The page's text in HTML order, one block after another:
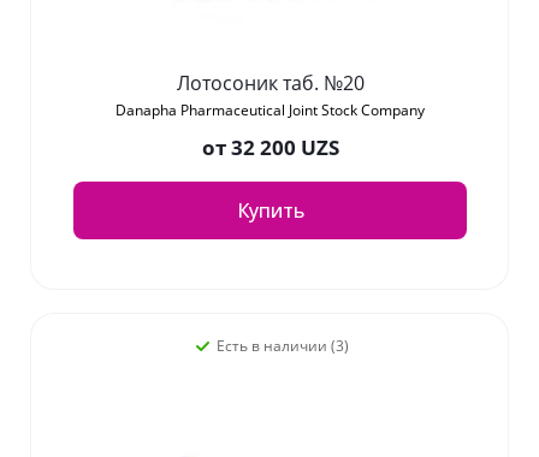
Лотосоник таб. №20
Danapha Pharmaceutical Joint Stock Company
от32 200 UZS
Купить
Есть в наличии (3)